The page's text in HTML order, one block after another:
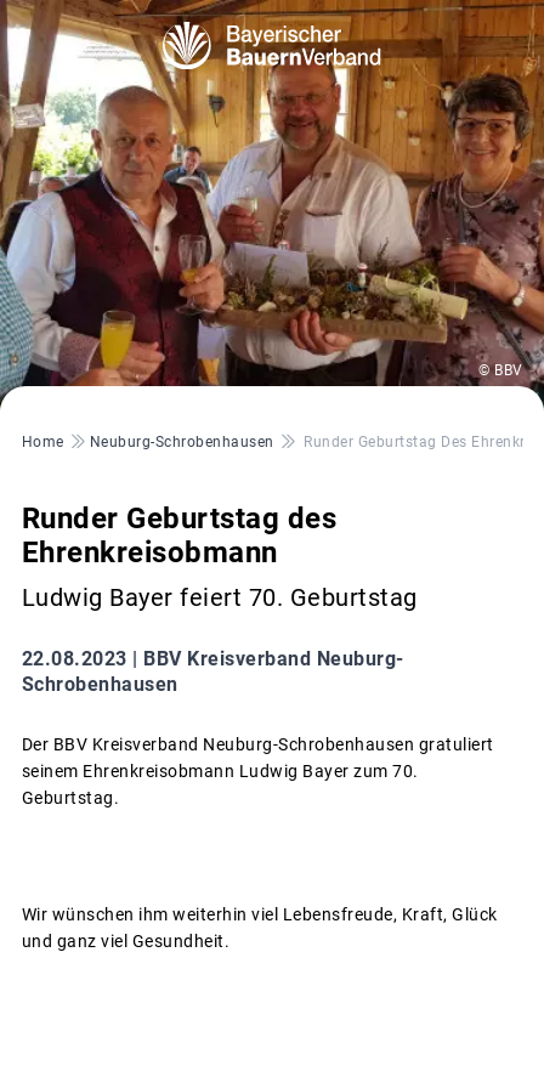
© BBV
Pfadnavigation
Home Neuburg-Schrobenhausen Runder Geburtstag Des
Runder Geburtstag des
Ehrenkreisobmann
Ludwig Bayer feiert 70. Geburtstag
22.08.2023 | BBV Kreisverband Neuburg-
Schrobenhausen
Der BBV Kreisverband Neuburg-Schrobenhausen gratuliert
seinem Ehrenkreisobmann Ludwig Bayer zum 70.
Geburtstag.
Wir wünschen ihm weiterhin viel Lebensfreude, Kraft, Glück
und ganz viel Gesundheit.